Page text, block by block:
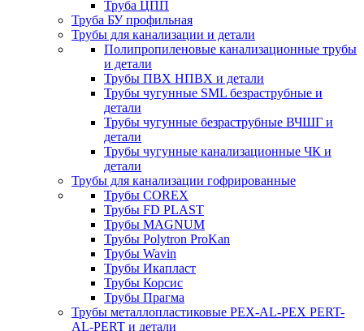
Труба ЦПП
Труба БУ профильная
Трубы для канализации и детали
Полипропиленовые канализационные трубы
и детали
Трубы ПВХ НПВХ и детали
Трубы чугунные SML безраструбные и
детали
Трубы чугунные безраструбные ВЧШГ и
детали
Трубы чугунные канализационные ЧК и
детали
Трубы для канализации гофрированные
Трубы COREX
Трубы FD PLAST
Трубы MAGNUM
Трубы Polytron ProKan
Трубы Wavin
Трубы Икапласт
Трубы Корсис
Трубы Прагма
Трубы металлопластиковые PEX-AL-PEX PERT-
AL-PERT и детали